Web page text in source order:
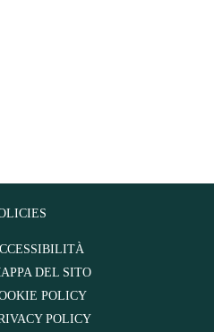
DEL SITO
POLICY
POLICY